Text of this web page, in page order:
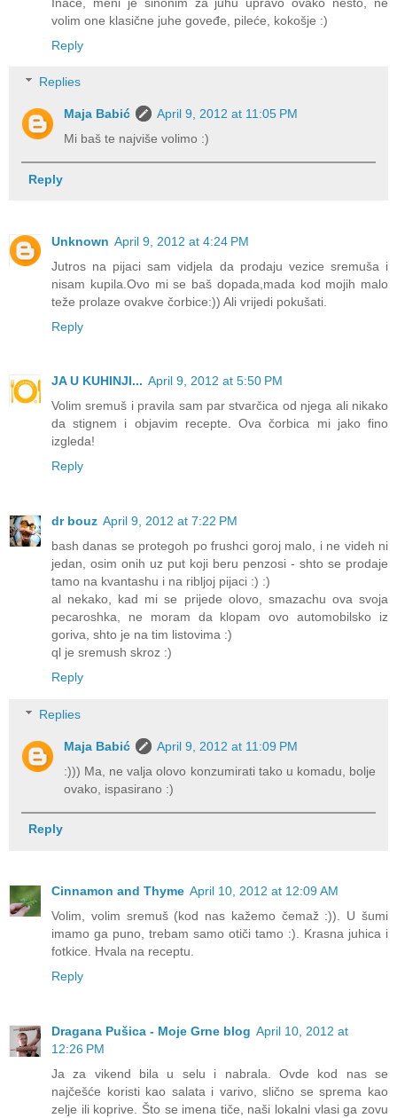
volim one klasične juhe goveđe, pileće, kokošje :)
Reply
Replies
Maja Babić
April 9, 2012 at 11:05 PM
Mi baš te najviše volimo :)
Reply
Unknown April 9, 2012 at 4:24 PM
Jutros na pijaci sam vidjela da prodaju vezice sremuša i
nisam kupila.Ovo mi se baš dopada,mada kod mojih malo
teže prolaze ovakve čorbice:)) Ali vrijedi pokušati.
Reply
JA U KUHINJI... April 9, 2012 at 5:50 PM
Volim sremuš i pravila sam par stvarčica od njega ali nikako
da stignem i objavim recepte. Ova čorbica mi jako fino
izgleda!
Reply
dr bouz April 9, 2012 at 7:22 PM
bash danas se protegoh po frushci goroj malo, i ne videh ni
jedan, osim onih uz put koji beru penzosi - shto se prodaje
tamo na kvantashu i na ribljoj pijaci :) :)
al nekako, kad mi se prijede olovo, smazachu ova svoja
pecaroshka, ne moram da klopam ovo automobilsko iz
goriva, shto je na tim listovima :)
ql je sremush skroz :)
Reply
Replies
Maja Babić
April 9, 2012 at 11:09 PM
:))) Ma, ne valja olovo konzumirati tako u komadu, bolje
ovako, ispasirano :)
Reply
Cinnamon and Thyme April 10, 2012 at 12:09 AM
Volim, volim sremuš (kod nas kažemo čemaž :)). U šumi
imamo ga puno, trebam samo otiči tamo :). Krasna juhica i
fotkice. Hvala na receptu.
Reply
Dragana Pušica - Moje Grne blog April 10, 2012 at
12:26 PM
Ja za vikend bila u selu i nabrala. Ovde kod nas se
najčešće koristi kao salata i varivo, slično se sprema kao
zelje ili koprive. Što se imena tiče, naši lokalni vlasi ga zovu